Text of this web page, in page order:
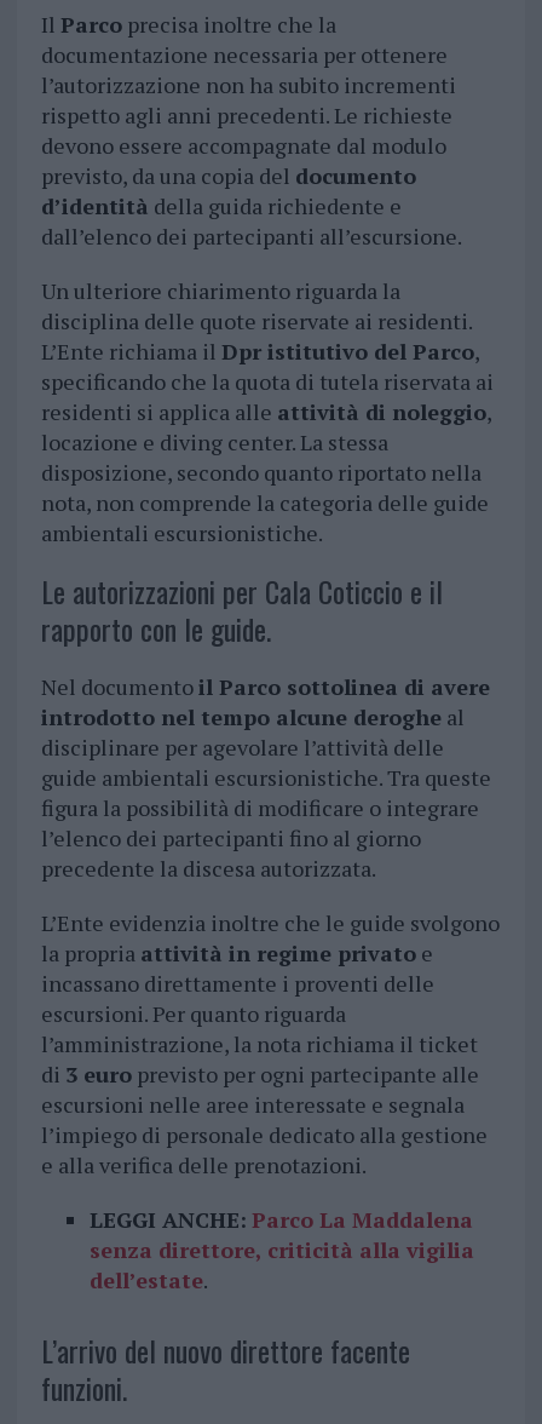
Il Parcoprecisa inoltre che la
documentazione necessaria per ottenere
l’autorizzazione non ha subito incrementi
rispetto agli anni precedenti. Le richieste
devono essere accompagnate dal modulo
previsto, da una copia del documento
d’identità della guida richiedente e
dall’elenco dei partecipanti all’escursione.
Un ulteriore chiarimento riguarda la
disciplina delle quote riservate ai residenti.
L’Ente richiama il Dpr istitutivo del Parco,
specificando che la quota di tutela riservata ai
residenti si applica alle attività di noleggio,
locazione e diving center. La stessa
disposizione, secondo quanto riportato nella
nota, non comprende la categoria delle guide
ambientali escursionistiche.
Le autorizzazioni per Cala Coticcio e il
rapporto con le guide.
Nel documentoil Parco sottolinea di avere
introdotto nel tempo alcune derogheal
disciplinare per agevolare l’attività delle
guide ambientali escursionistiche. Tra queste
figura la possibilità di modificare o integrare
l’elenco dei partecipanti fino al giorno
precedente la discesa autorizzata.
L’Ente evidenzia inoltre che le guide svolgono
la propria attività in regime privatoe
incassano direttamente i proventi delle
escursioni. Per quanto riguarda
l’amministrazione, la nota richiama il ticket
di 3 europrevisto per ogni partecipante alle
escursioni nelle aree interessate e segnala
l’impiego di personale dedicato alla gestione
e alla verifica delle prenotazioni.
LEGGI ANCHE: Parco La Maddalena
senza direttore, criticità alla vigilia
dell’estate.
L’arrivo del nuovo direttore facente
funzioni.